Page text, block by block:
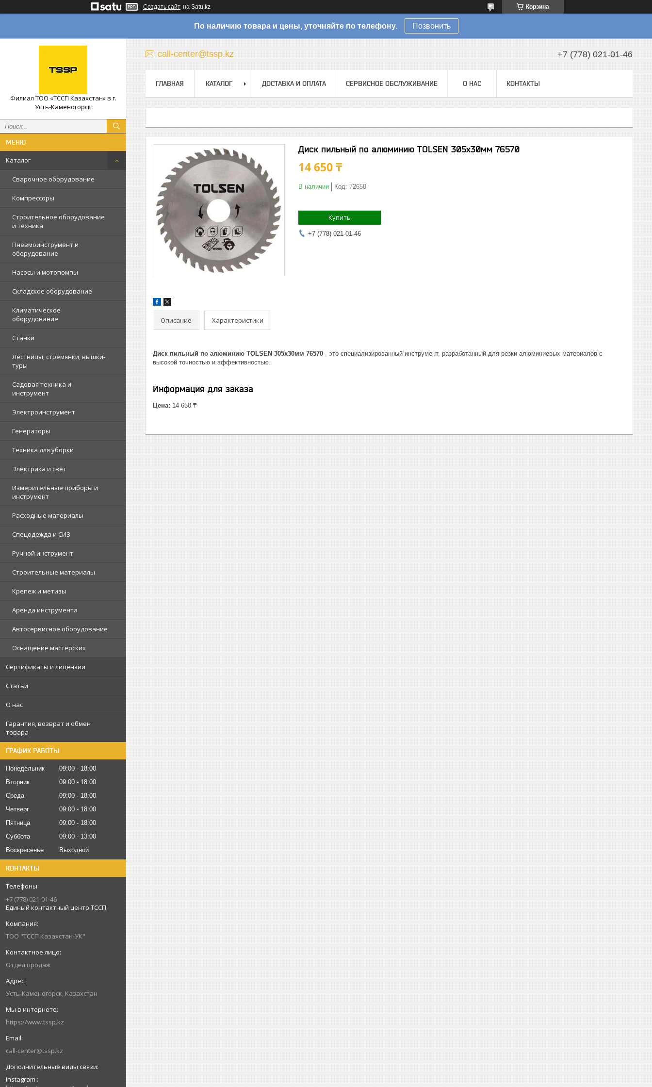
Создать сайт на Satu.kz Корзина
По наличию товара и цены, уточняйте по телефону. Позвонить
Филиал ТОО «ТССП Казахстан» в г.
Усть-Каменогорск
Каталог
Сварочное оборудование
Компрессоры
Строительное оборудование
и техника
Пневмоинструмент и
оборудование
Насосы и мотопомпы
Складское оборудование
Климатическое
оборудование
Станки
Лестницы, стремянки, вышки-
туры
Садовая техника и
инструмент
Электроинструмент
Генераторы
Техника для уборки
Электрика и свет
Измерительные приборы и
инструмент
Расходные материалы
Спецодежда и СИЗ
Ручной инструмент
Строительные материалы
Крепеж и метизы
Аренда инструмента
Автосервисное оборудование
Оснащение мастерских
Сертификаты и лицензии
Статьи
О нас
Гарантия, возврат и обмен
товара
ГРАФИК РАБОТЫ
Понедельник 09:00
18:00
Вторник
09:00
18:00
Среда
09:00
18:00
Четверг
09:00
18:00
Пятница
09:00
18:00
Суббота
09:00
13:00
Воскресенье
Выходной
КОНТАКТЫ
+7 (778) 021-01-46
Единый контактный центр ТССП
ТОО "ТССП Казахстан-УК"
Отдел продаж
Усть-Каменогорск, Казахстан
https://www.tssp.kz
call-center@tssp.kz
Instagram
call-center@tssp.kz +7 (778) 021-01-46
ГЛАВНАЯ КАТАЛОГ ДОСТАВКА И ОПЛАТА СЕРВИСНОЕ ОБСЛУЖИВАНИЕ О НАС КОНТАКТЫ
Диск пильный по алюминию TOLSEN 305x30мм 76570
14 650 ₸
В наличии Код: 72658
Купить
+7 (778) 021-01-46
Описание Характеристики
Диск пильный по алюминию TOLSEN 305x30мм 76570 - это специализированный инструмент, разработанный для резки алюминиевых материалов с
высокой точностью и эффективностью.
Информация для заказа
Цена: 14 650 ₸